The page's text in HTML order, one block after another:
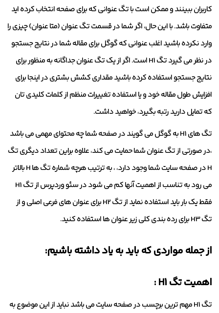
کاربران ببینند و ممکن است با تگ عنوانی که برای صفحه انتخاب کرده اید
متفاوت باشد. با این حال، اگر شما در قسمت تگ عنوان (متا عنوان) چیزی را
وارد نکرده باشید اغلب عنوانی که گوگل برای مقاله شما در نتایج جستجو
در نظر می گیرد تگ H1 است. اگر از یک تگ عنوان جداگانه به منظور برای
نتایج جستجو استفاده کرده باشید مقداری کشش بشتری در اینجا برای
افزایش طول مقاله خود و یا استفاده تغییرات منظم از کلمات کلیدی تان
که تمایل دارید رتبه بگیرد، خواهید داشت.
تگ های H1 به گوگل می گویند در صفحه شما چه محتوای مهمی می باشد
،در صورتی از تگ عنوان شما حمایت می کند، علاوه براین تعداد دیگری تگ
H در صفحه سایت شما وجود دارد، ، به ترتیب هرچه شماره تگ ها H بالاتر
می رود به تناسب از اهمیت آنها کم می شود در سئو وردپرس از تگ H1
فقط یک بار باید استفاده نماید از تگ H2 برای عنوان های فرعی اصلی و از
تگ H3 برای رده بندی کلی زیر عنوان ها استفاده کنید.
از جمله مواردی که باید به یاد داشته باشیم:
اهمیت تگ H1 :
تگ H1 مهم ترین برچسب در صفحه سایت می باشد نباید از این موضوع به